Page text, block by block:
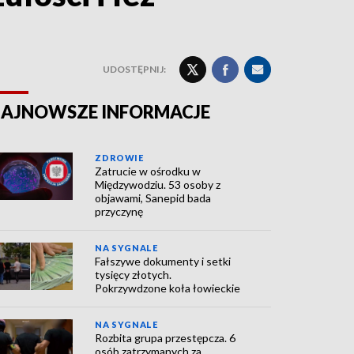
UDOSTĘPNIJ:
INFORMACJE
ZDROWIE
Zatrucie w ośrodku w
Międzywodziu. 53 osoby z
objawami, Sanepid bada
przyczynę
NA SYGNALE
Fałszywe dokumenty i setki
tysięcy złotych.
Pokrzywdzone koła łowieckie
NA SYGNALE
Rozbita grupa przestępcza. 6
osób zatrzymanych za